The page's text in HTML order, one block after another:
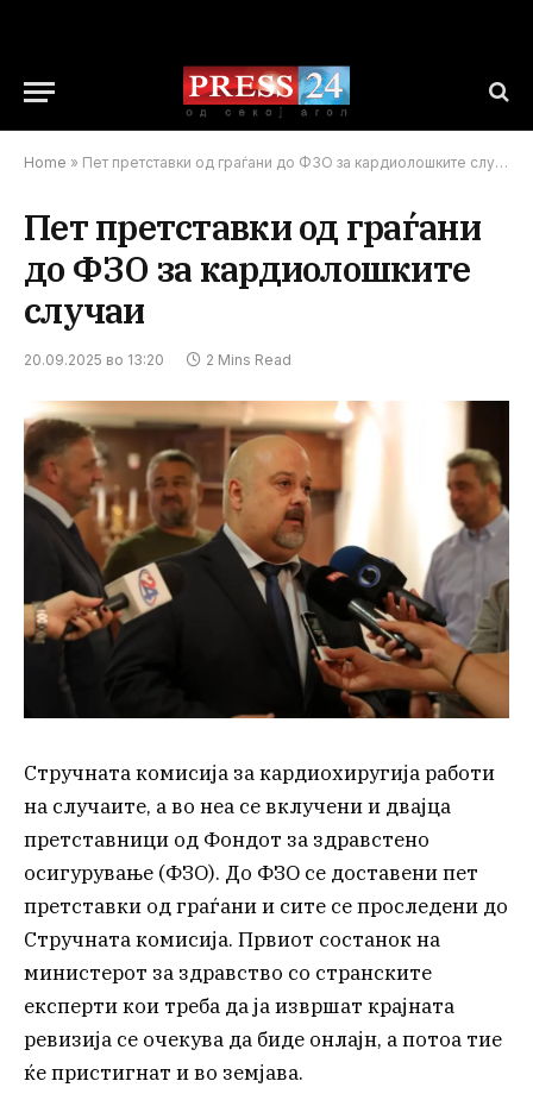
Home » Пет претставки од граѓани до ФЗО за кардиолошките случаи
Пет претставки од граѓани
до ФЗО за кардиолошките
случаи
20.09.2025 во 13:20 2 Mins Read
Стручната комисија за кардиохиругија работи
на случаите, а во неа се вклучени и двајца
претставници од Фондот за здравстено
осигурување (ФЗО). До ФЗО се доставени пет
претставки од граѓани и сите се проследени до
Стручната комисија. Првиот состанок на
министерот за здравство со странските
експерти кои треба да ја извршат крајната
ревизија се очекува да биде онлајн, а потоа тие
ќе пристигнат и во земјава.